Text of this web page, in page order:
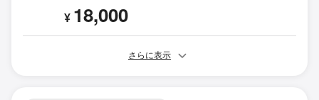
¥ 18,000
さらに表示